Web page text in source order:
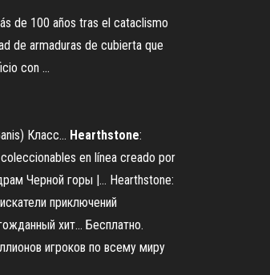
de 100 años tras el cataclismo
de armaduras de cubierta que
con ...
Класс... Hearthstone:
en línea creado por
Черной горы |… Hearthstone:
приключений
хит… Бесплатно.
игроков по всему миру